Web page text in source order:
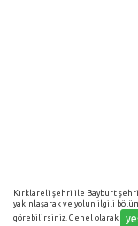
Kırklareli şehri ile Bayburt şehri
yakınlaşarak ve yolun ilgili
görebilirsiniz. Genel olarak